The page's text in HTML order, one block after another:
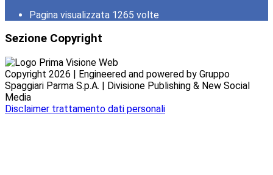
Pagina visualizzata 1265 volte
Sezione Copyright
Copyright 2026 | Engineered and powered by Gruppo
Spaggiari Parma S.p.A. | Divisione Publishing & New Social
Media
Disclaimer trattamento dati personali